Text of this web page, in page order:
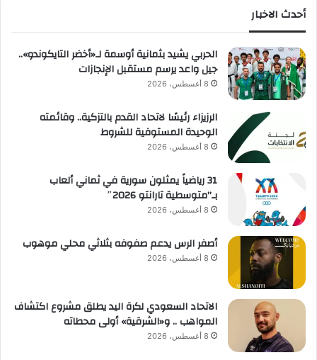
أحدث الاخبار
الحربي يشيد بثمانية أوسمة لـ«أخضر التايكوندو»..
جيل واعد يرسم مستقبل الإنجازات
8 أغسطس، 2026
الرزيزاء رئيسًا لاتحاد القدم بالتزكية.. وقائمته
الوحيدة المستوفية للشروط
8 أغسطس، 2026
31 رياضياً يمثلون سورية في ثماني ألعاب
بـ”متوسطية تارانتو 2026″
8 أغسطس، 2026
أصفر الرس يدعم صفوفه بثلاثي محلي موهوب
8 أغسطس، 2026
الاتحاد السعودي لكرة اليد يطلق مشروع اكتشاف
المواهب .. و«الشرقية» أولى محطاته
8 أغسطس، 2026